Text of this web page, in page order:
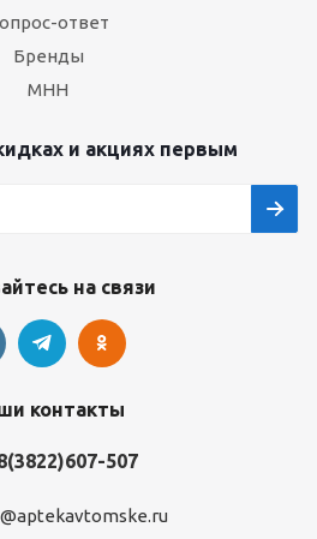
ответ
Бренды
МНН
и акциях первым
на связи
контакты
507